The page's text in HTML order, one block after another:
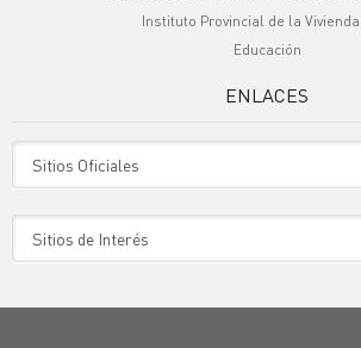
Instituto Provincial de la Vivienda
Educación
ENLACES